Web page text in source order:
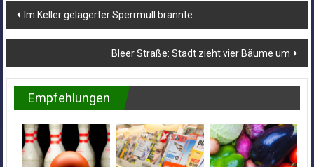
Beitragsnavigation
Im Keller gelagerter Sperrmüll brannte
Bleer Straße: Stadt zieht vier Bäume um
Empfehlungen